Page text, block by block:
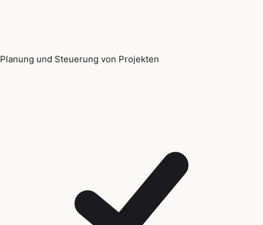
Planung und Steuerung von Projekten